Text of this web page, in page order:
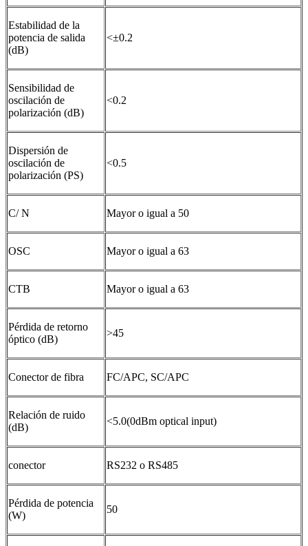
Estabilidad de la
potencia de salida
(dB)
<±0.2
Sensibilidad de
oscilación de
polarización (dB)
<0.2
Dispersión de
oscilación de
polarización (PS)
<0.5
C/ N Mayor o igual a 50
OSC Mayor o igual a 63
CTB Mayor o igual a 63
Pérdida de retorno
óptico (dB)
>45
Conector de fibra FC/APC, SC/APC
Relación de ruido
(dB)
<5.0(0dBm optical input)
conector RS232 o RS485
Pérdida de potencia
(W)
50